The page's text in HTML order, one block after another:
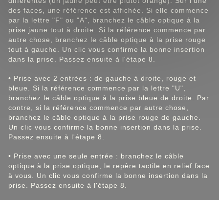
des faces, une référence est affichée. Si elle commence
par la lettre "F" ou "A", branchez le câble optique à la
prise jaune tout à droite. Si la référence commence par
autre chose, branchez le câble optique à la prise rouge
tout à gauche. Un clic vous confirme la bonne insertion
dans la prise. Passez ensuite à l'étape 8.
• Prise avec 2 entrées : de gauche à droite, rouge et
bleue. Si la référence commence par la lettre "U",
branchez le câble optique à la prise bleue de droite. Par
contre, si la référence commence par autre chose,
branchez le câble optique à la prise rouge de gauche.
Un clic vous confirme la bonne insertion dans la prise.
Passez ensuite à l'étape 8.
• Prise avec une seule entrée : branchez le câble
optique à la prise optique, le repère tactile en relief face
à vous. Un clic vous confirme la bonne insertion dans la
prise. Passez ensuite à l'étape 8.